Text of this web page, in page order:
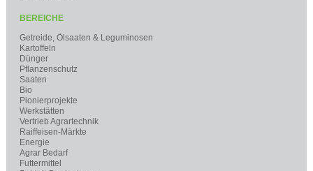
BEREICHE
Getreide, Ölsaaten & Leguminosen
Kartoffeln
Dünger
Pflanzenschutz
Saaten
Bio
Pionierprojekte
Werkstätten
Vertrieb Agrartechnik
Raiffeisen-Märkte
Energie
Agrar Bedarf
Futtermittel